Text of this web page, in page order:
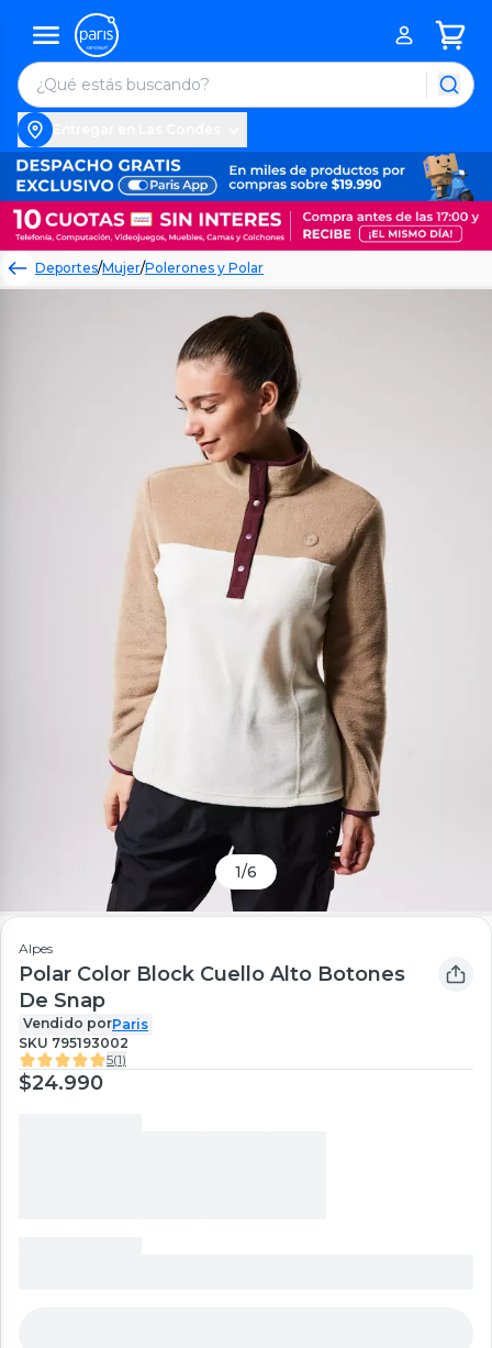
Deportes/Mujer/Polerones y Polar
1/6
Alpes
Polar Color Block Cuello Alto Botones
De Snap
Vendido porParis
SKU 795193002
5(1)
$24.990